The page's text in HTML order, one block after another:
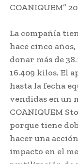
COANIQUEM”
La compañía
hace cinco
donar más de
16.409 kilos. El
hasta la fecha
vendidas en un
COANIQUEM
porque tiene
hacer una
impacto en el